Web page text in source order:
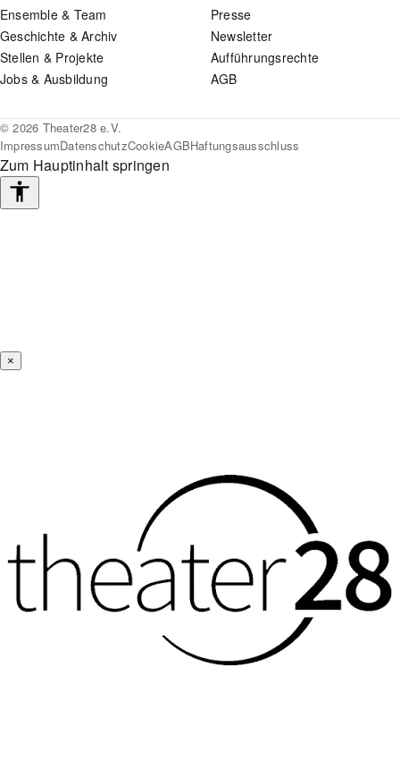
Ensemble & Team
Geschichte & Archiv
Stellen & Projekte
Jobs & Ausbildung
Presse
Newsletter
Aufführungsrechte
AGB
© 2026 Theater28 e.V.
ImpressumDatenschutzCookieAGBHaftungsausschluss
Zum Hauptinhalt springen
Barrierefreiheits-
×